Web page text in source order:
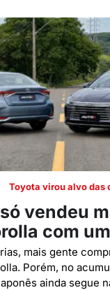
Toyota virou alvo das
vendeu
com
mais gente
Porém, no
ainda segue